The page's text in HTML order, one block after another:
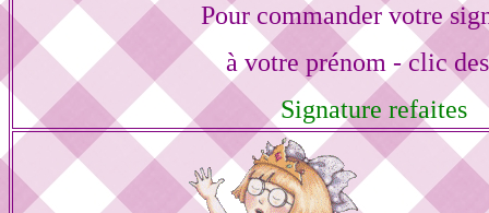
Pour commander votre
à votre prénom - clic
Signature refaites